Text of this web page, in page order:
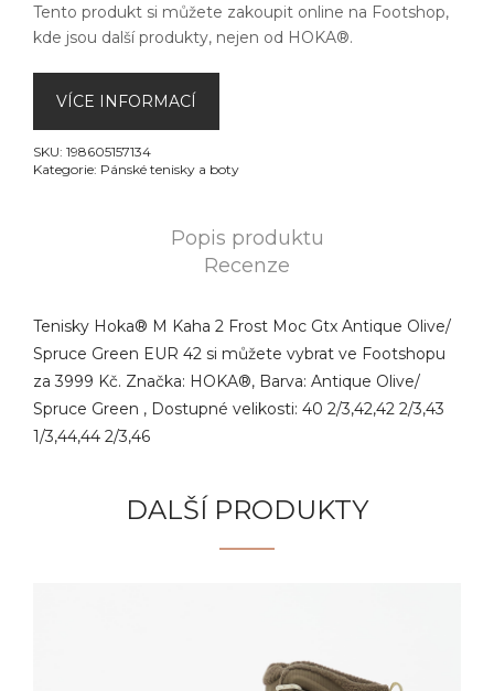
Tento produkt si můžete zakoupit online na Footshop,
kde jsou další produkty, nejen od HOKA®.
VÍCE INFORMACÍ
SKU: 198605157134
Kategorie: Pánské tenisky a boty
Popis produktu
Recenze
Tenisky Hoka® M Kaha 2 Frost Moc Gtx Antique Olive/
Spruce Green EUR 42 si můžete vybrat ve Footshopu
za 3999 Kč. Značka: HOKA®, Barva: Antique Olive/
Spruce Green , Dostupné velikosti: 40 2/3,42,42 2/3,43
1/3,44,44 2/3,46
DALŠÍ PRODUKTY